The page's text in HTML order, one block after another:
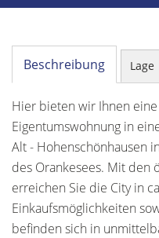
Beschreibung Lage
Hier bieten wir Ihnen
Eigentumswohnung in
Alt - Hohenschönhausen
des Orankesees. Mit den
erreichen Sie die City in
Einkaufsmöglichkeiten
befinden sich in